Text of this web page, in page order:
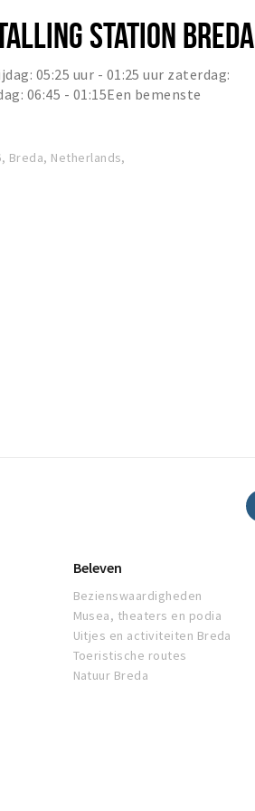
STATION BREDA
05:25 uur - 01:25 uur zaterdag:
06:45 - 01:15Een bemenste
Breda, Netherlands,
Beleven
Bezienswaardigheden
Musea, theaters en podia
Uitjes en activiteiten Breda
Toeristische routes
Natuur Breda